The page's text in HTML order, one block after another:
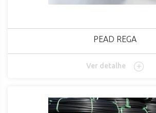
PEAD REGA
Ver detalhe